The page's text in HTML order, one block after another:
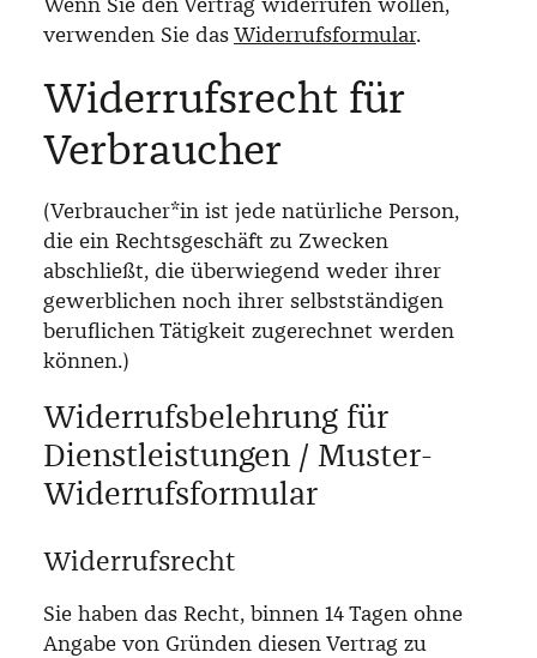
verwenden Sie dasWiderrufsformular.
Widerrufsrecht für
Verbraucher
(Verbraucher*in ist jede natürliche Person,
die ein Rechtsgeschäft zu Zwecken
abschließt, die überwiegend weder ihrer
gewerblichen noch ihrer selbstständigen
beruflichen Tätigkeit zugerechnet werden
können.)
Widerrufsbelehrung für
Dienstleistungen / Muster-
Widerrufsformular
Widerrufsrecht
Sie haben das Recht, binnen 14 Tagen ohne
Angabe von Gründen diesen Vertrag zu